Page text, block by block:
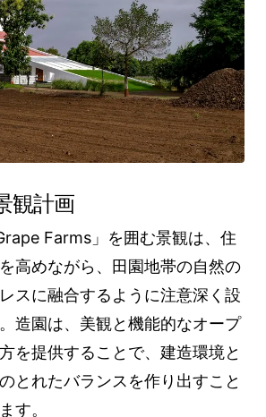
観計画
Farms」を囲む景観は、住
高めながら、田園地帯の自然の
スに融合するように注意深く設
造園は、美観と機能的なオープ
を提供することで、建造環境と
とれたバランスを作り出すこと
す。